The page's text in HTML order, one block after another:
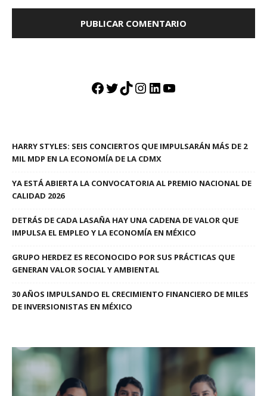
Facebook
Twitter
TikTok
Instagram
LinkedIn
YouTube
HARRY STYLES: SEIS CONCIERTOS QUE IMPULSARÁN MÁS DE 2
MIL MDP EN LA ECONOMÍA DE LA CDMX
YA ESTÁ ABIERTA LA CONVOCATORIA AL PREMIO NACIONAL DE
CALIDAD 2026
DETRÁS DE CADA LASAÑA HAY UNA CADENA DE VALOR QUE
IMPULSA EL EMPLEO Y LA ECONOMÍA EN MÉXICO
GRUPO HERDEZ ES RECONOCIDO POR SUS PRÁCTICAS QUE
GENERAN VALOR SOCIAL Y AMBIENTAL
30 AÑOS IMPULSANDO EL CRECIMIENTO FINANCIERO DE MILES
DE INVERSIONISTAS EN MÉXICO